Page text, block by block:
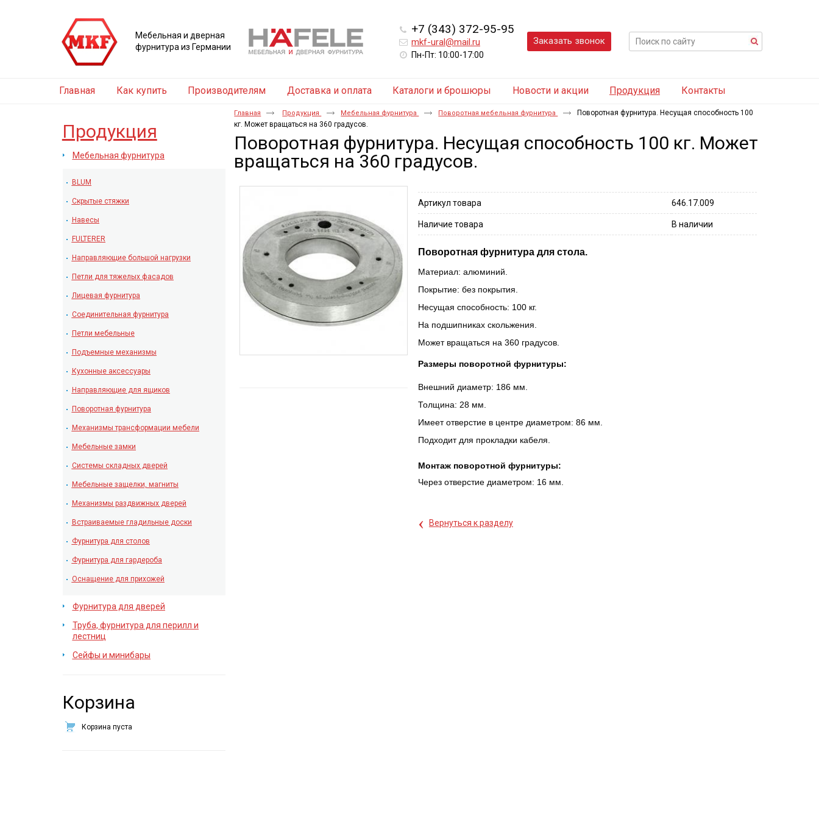
+7 (343) 372-95-95
mkf-ural@mail.ru
Пн-Пт: 10:00-17:00
Заказать звонок
Мебельная и дверная
фурнитура из Германии
Главная Как купить Производителям Доставка и оплата Каталоги и брошюры Новости и акции Продукция Контакты
Продукция
Мебельная фурнитура
BLUM
Скрытые стяжки
Навесы
FULTERER
Направляющие большой нагрузки
Петли для тяжелых фасадов
Лицевая фурнитура
Соединительная фурнитура
Петли мебельные
Подъемные механизмы
Кухонные аксессуары
Направляющие для ящиков
Поворотная фурнитура
Механизмы трансформации мебели
Мебельные замки
Системы складных дверей
Мебельные защелки, магниты
Механизмы раздвижных дверей
Встраиваемые гладильные доски
Фурнитура для столов
Фурнитура для гардероба
Оснащение для прихожей
Фурнитура для дверей
Труба, фурнитура для перилл и
лестниц
Сейфы и минибары
Корзина
Корзина пуста
Главная Продукция Мебельная фурнитура Поворотная мебельная фурнитура
Поворотная фурнитура. Несущая способность 100
кг. Может вращаться на 360 градусов.
Поворотная фурнитура. Несущая способность 100 кг. Может
вращаться на 360 градусов.
Артикул товара 646.17.009
Наличие товара В наличии
Поворотная фурнитура для стола.
Материал: алюминий.
Покрытие: без покрытия.
Несущая способность: 100 кг.
На подшипниках скольжения.
Может вращаться на 360 градусов.
Размеры поворотной фурнитуры:
Внешний диаметр: 186 мм.
Толщина: 28 мм.
Имеет отверстие в центре диаметром: 86 мм.
Подходит для прокладки кабеля.
Монтаж поворотной фурнитуры:
Через отверстие диаметром: 16 мм.
‹ Вернуться к разделу